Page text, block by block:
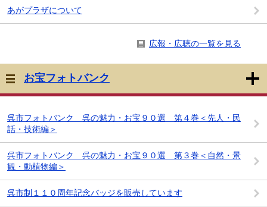
あがプラザについて
広報・広聴の一覧を見る
お宝フォトバンク
呉市フォトバンク 呉の魅力・お宝９０選 第４巻＜先人・民
話・技術編＞
呉市フォトバンク 呉の魅力・お宝９０選 第３巻＜自然・景
観・動植物編＞
呉市制１１０周年記念バッジを販売しています